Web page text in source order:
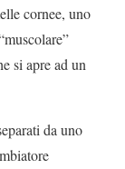
cornee, uno
si apre ad un
da uno